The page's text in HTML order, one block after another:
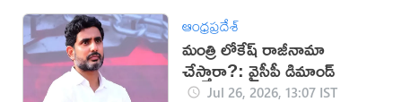
ఆంధ్రప్రదేశ్
మంత్రి లోకేష్ రాజీనామా
చేస్తారా?: వైసీపీ డిమాండ్
Jul 26, 2026, 13:07 IST